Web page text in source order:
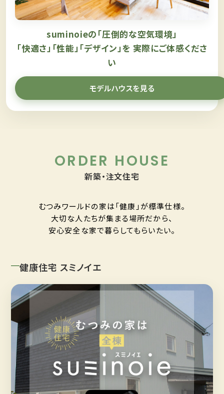
suminoieの「圧倒的な空気環境」
「快適さ」「性能」「デザイン」を 実際にご体感くださ
い
モデルハウスを見る
ORDER HOUSE
新築・注文住宅
むつみワールドの家は「健康」が標準仕様。
大切な人たちが集まる場所だから、
安心安全な家で暮らしてもらいたい。
健康住宅 スミノイエ